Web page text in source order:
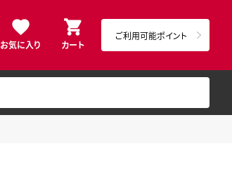
お気に入り カート
ご利用可能ポイント